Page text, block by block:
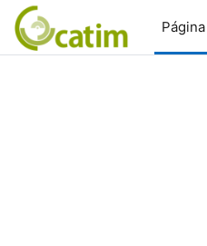
Ir para o conteúdo principal